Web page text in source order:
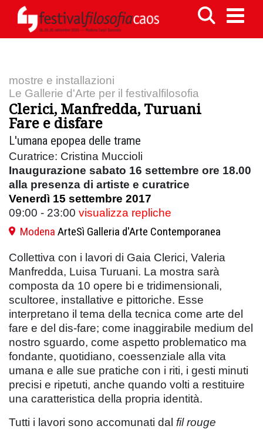
mostre e installazioni
Le Gallerie d'Arte per il festivalfilosofia
Clerici, Manfredda, Turuani
Fare e disfare
L'umana epopea delle trame
Curatrice: Cristina Muccioli
Inaugurazione sabato 16 settembre ore 18.00
alla presenza di artiste e curatrice
Venerdì 15 settembre 2017
09:00 - 23:00 visualizza repliche
Modena ArteSì Galleria d'Arte Contemporanea
Collettiva con i lavori di Gaia Clerici, Valeria
Manfredda, Luisa Turuani. La mostra sarà
composta da 10 opere bi e tridimensionali,
scultoree, installative e pittoriche. Esse
interpretano il tema della tecnica come arte del
fare e del dis-fare; come inaggirabile medium del
nostro sguardo, come aspetto problematico ma
fondante, quotidiano, coessenziale alla vita
umana e alle sue pratiche con i riti, i gesti minuti
precisi e ripetuti, anche quando volti a restituire
una caratteristica della propria identità.
Tutti i lavori sono accomunati dal fil rouge